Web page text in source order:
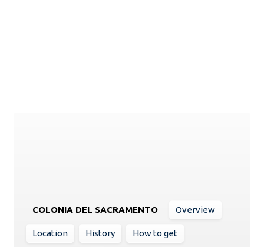
COLONIA DEL SACRAMENTO Overview
Location History How to get